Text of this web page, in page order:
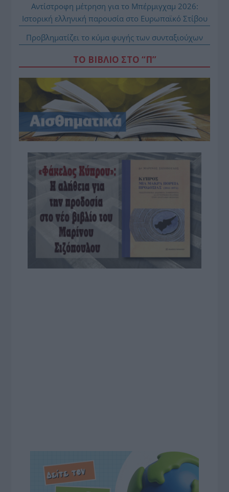
Αντίστροφη μέτρηση για το Μπέρμιγχαμ 2026:
Ιστορική ελληνική παρουσία στο Ευρωπαϊκό Στίβου
Προβληματίζει το κύμα φυγής των συνταξιούχων
ΤΟ ΒΙΒΛΙΟ ΣΤΟ “Π”